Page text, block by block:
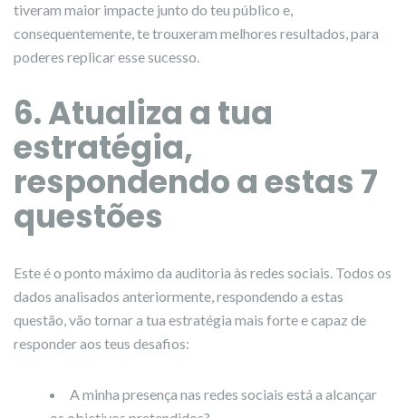
tiveram maior impacte junto do teu público e,
consequentemente, te trouxeram melhores resultados, para
poderes replicar esse sucesso.
6. Atualiza a tua
estratégia,
respondendo a estas 7
questões
Este é o ponto máximo da auditoria às redes sociais. Todos os
dados analisados anteriormente, respondendo a estas
questão, vão tornar a tua estratégia mais forte e capaz de
responder aos teus desafios:
A minha presença nas redes sociais está a alcançar